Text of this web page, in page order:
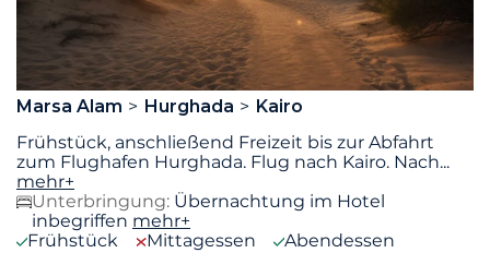
Marsa Alam Hurghada
Kairo
Frühstück, anschließend Freizeit bis zur Abfahrt
zum Flughafen Hurghada. Flug nach Kairo. Nach...
mehr+
Unterbringung: Übernachtung im Hotel
inbegriffen mehr+
Frühstück
Mittagessen Abendessen